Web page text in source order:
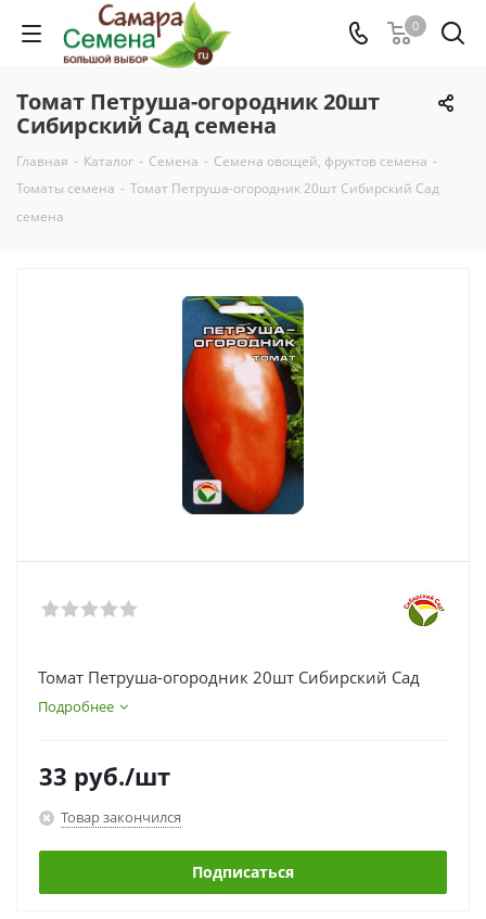
0
Томат Петруша-огородник 20шт
Сибирский Сад семена
Главная - Каталог - Семена - Семена овощей, фруктов семена -
Томаты семена - Томат Петруша-огородник 20шт Сибирский Сад
семена
Томат Петруша-огородник 20шт Сибирский Сад
Подробнее
33 руб./шт
Товар закончился
Подписаться